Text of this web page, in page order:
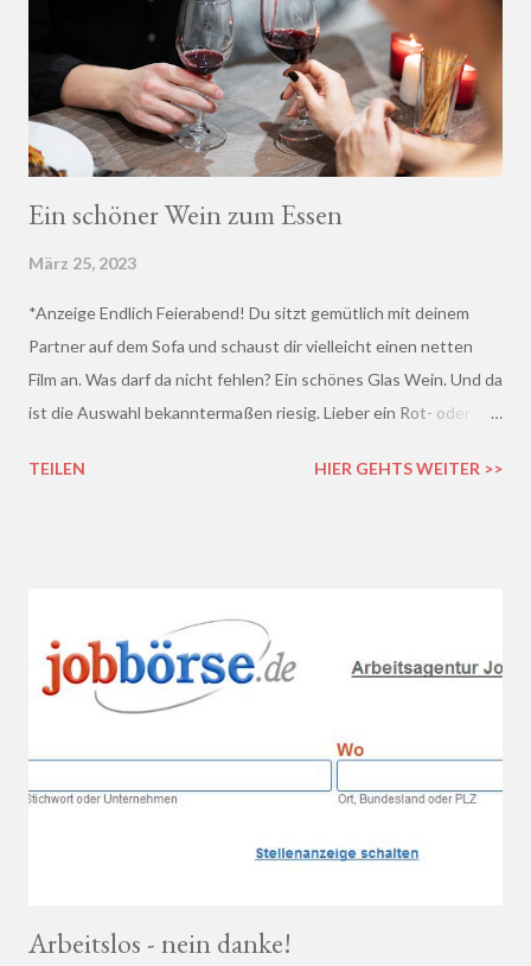
Ein schöner Wein zum Essen
März 25, 2023
*Anzeige Endlich Feierabend! Du sitzt gemütlich mit deinem
Partner auf dem Sofa und schaust dir vielleicht einen netten
Film an. Was darf da nicht fehlen? Ein schönes Glas Wein. Und da
ist die Auswahl bekanntermaßen riesig. Lieber ein Rot- oder
lieblich? Du hast die Qual der Wahl :D Wenn du so wie ich kaum
TEILEN HIER GEHTS WEITER >>
Arbeitslos - nein danke!